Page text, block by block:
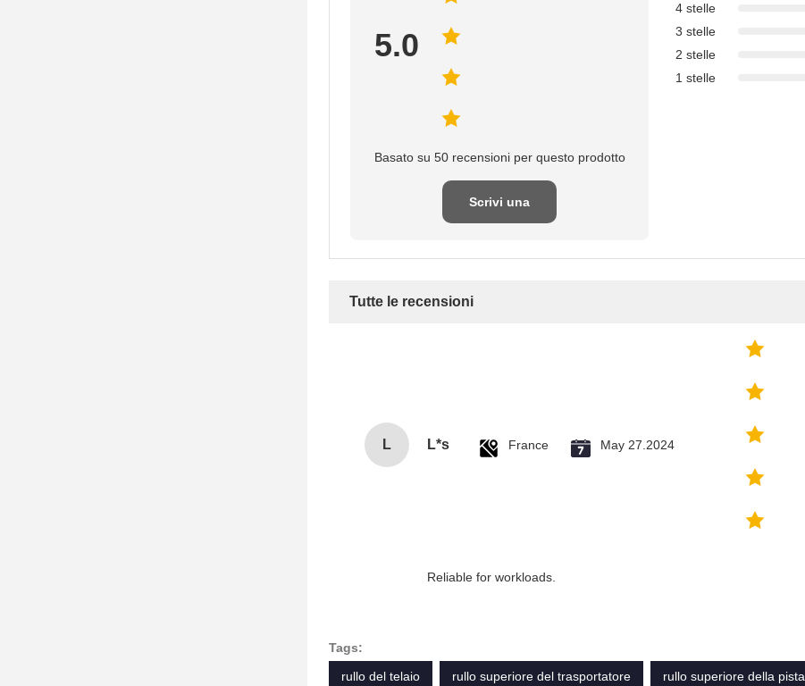
5.0
Basato su 50 recensioni per questo prodotto
Scrivi una
4 stelle
3 stelle
2 stelle
1 stelle
Tutte le recensioni
L L*s France May 27.2024
Reliable for workloads.
Tags:
rullo del telaio
rullo superiore del trasportatore rullo superiore della pista